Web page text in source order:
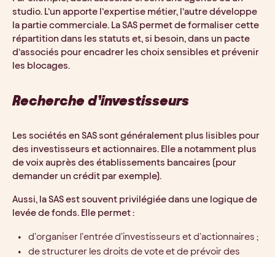
studio. L’un apporte l’expertise métier, l’autre développe
la partie commerciale. La SAS permet de formaliser cette
répartition dans les statuts et, si besoin, dans un pacte
d’associés pour encadrer les choix sensibles et prévenir
les blocages.
Recherche d’investisseurs
Les sociétés en SAS sont généralement plus lisibles pour
des investisseurs et actionnaires. Elle a notamment plus
de voix auprès des établissements bancaires (pour
demander un crédit par exemple).
Aussi, la SAS est souvent privilégiée dans une logique de
levée de fonds. Elle permet :
d’organiser l’entrée d’investisseurs et d’actionnaires ;
de structurer les droits de vote et de prévoir des